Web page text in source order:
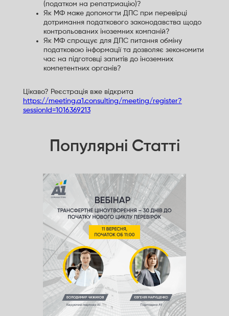
(податком на репатриацію)?
Як МФ може допомогти ДПС при перевірці
дотримання податкового законодавства щодо
контрольованих іноземних компаній?
Як МФ спрощує для ДПС питання обміну
податковою інформації та дозволяє зекономити
час на підготовці запитів до іноземних
компетентних органів?
Цікаво? Реєстрація вже відкрита
https://meeting.a1.consulting/meeting/register?
sessionId=1016369213
Популярні Статті